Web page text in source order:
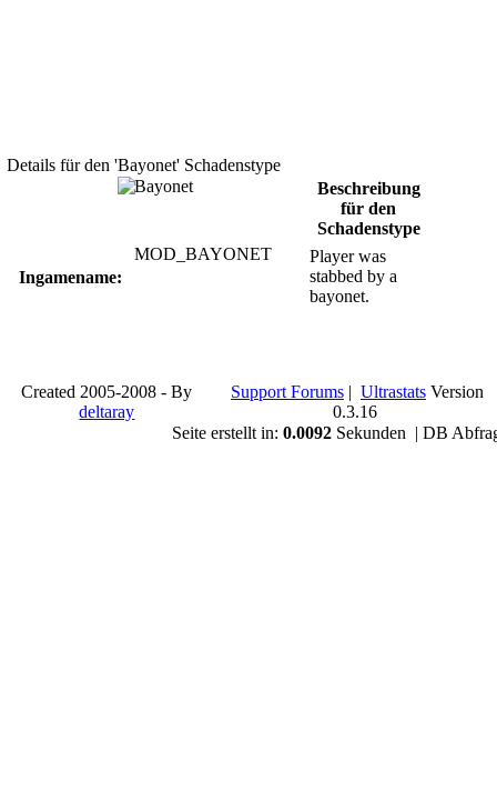
Details für den 'Bayonet' Schadenstype
Beschreibung
für den
Schadenstype
Player was
stabbed by a
bayonet.
Ingamename:
MOD_BAYONET
Created 2005-2008 - By
deltaray
Support Forums | Ultrastats Version
0.3.16
Seite erstellt in:0.0092 Sekunden | DB